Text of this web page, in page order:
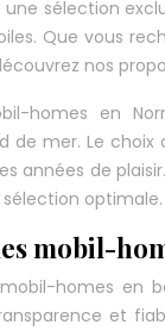
sélection
Que vous
nos
homes en
de mer. Le
années de
optimale.
mobil-
homes en
et